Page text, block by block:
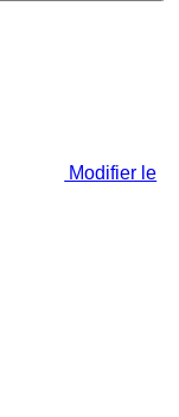
Modifier le